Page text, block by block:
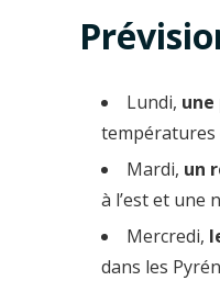
Lundi,
températures
Mardi, un
à l’est et une
Mercredi,
dans les